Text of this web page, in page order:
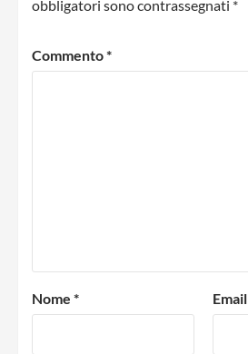
obbligatori sono contrassegnati *
Commento*
Nome * Email